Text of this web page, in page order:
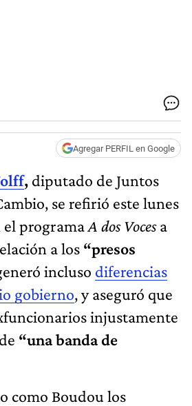
Agregar PERFIL en Google
, diputado de Juntos
se refirió este lunes
el programaA dos Vocesa
a los “presos
incluso diferencias
gobierno, y aseguró que
injustamente
“una banda de
como Boudou los